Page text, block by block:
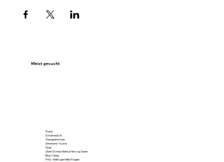
Meist gesucht
Praxis
Schulmedizin
Therapieformen
Seminare / Kurse
Shop
Über Dr.med. Mahsa Herzog-Sanei
Blog /News
FAQ - Meist gestellte Fragen